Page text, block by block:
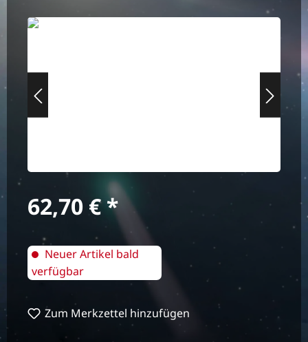
Bildergalerie überspringen
Regulärer Preis:
62,70 €
Neuer Artikel bald
verfügbar
Zum Merkzettel hinzufügen